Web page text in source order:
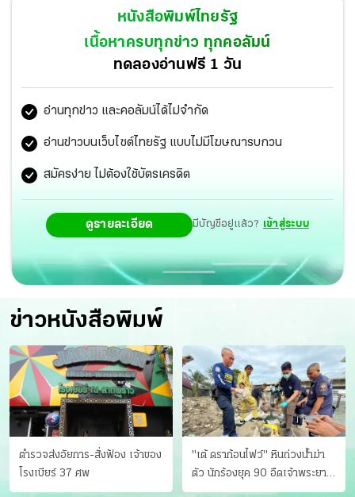
หนังสือพิมพ์ไทยรัฐ
เนื้อหาครบทุกข่าว ทุกคอลัมน์
ทดลองอ่านฟรี 1 วัน
อ่านทุกข่าว และคอลัมน์ได้ไม่จำกัด
อ่านข่าวบนเว็บไซต์ไทยรัฐ แบบไม่มีโฆษณารบกวน
สมัครง่าย ไม่ต้องใช้บัตรเครดิต
ดูรายละเอียด มีบัญชีอยู่แล้ว? เข้าสู่ระบบ
ข่าวหนังสือพิมพ์
ตำรวจส่งอัยการ-สั่งฟ้อง เจ้าของ
โรงเบียร์ 37 ศพ
"เต้ ดราก้อนไฟว์" หินถ่วงน้ำฆ่า
ตัว นักร้องยุค 90 อืดเจ้าพระยา
แฟนหาตัววุ่น เครียดธุรกิจ!